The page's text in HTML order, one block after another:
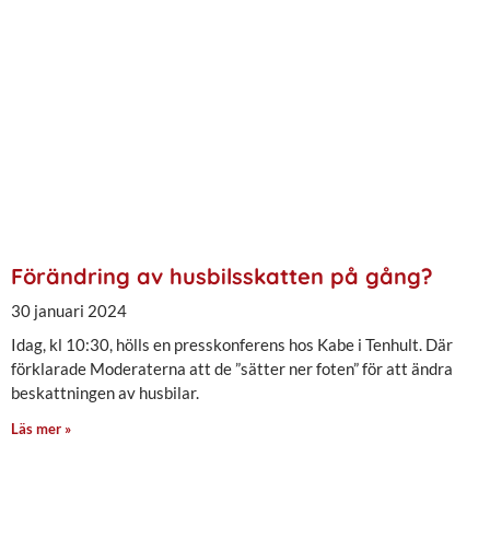
Förändring av husbilsskatten på gång?
30 januari 2024
Idag, kl 10:30, hölls en presskonferens hos Kabe i Tenhult. Där
förklarade Moderaterna att de ”sätter ner foten” för att ändra
beskattningen av husbilar.
Läs mer »